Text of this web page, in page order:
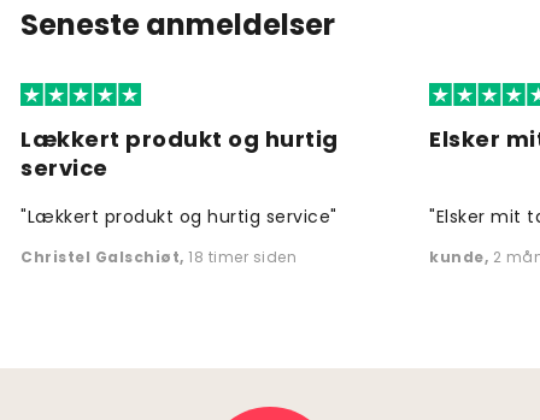
Seneste anmeldelser
Lækkert produkt og hurtig
service
"Lækkert produkt og hurtig service"
Christel Galschiøt, 18 timer siden
Elsker
"Elsker mit
kunde, 2